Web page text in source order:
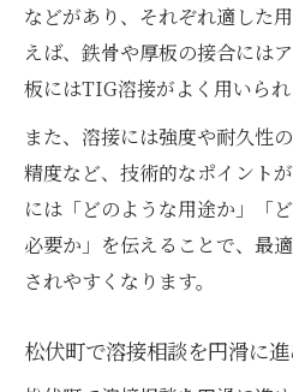
声
などがあり、それぞれ適した
えば、鉄骨や厚板の接合には
板にはTIG溶接がよく用いられ
また、溶接には強度や耐久性
精度など、技術的なポイント
には「どのような用途か」「
必要か」を伝えることで、最
されやすくなります。
松伏町で溶接相談を円滑に